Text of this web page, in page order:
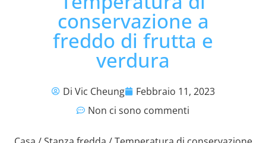
conservazione a
freddo di frutta e
verdura
Di Vic Cheung
Febbraio 11, 2023
Non ci sono commenti